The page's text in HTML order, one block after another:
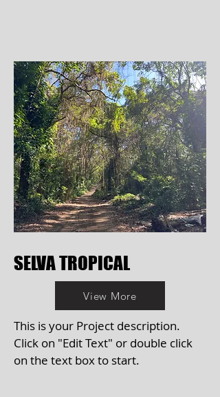
SELVA TROPICAL
View More
This is your Project description.
Click on "Edit Text" or double click
on the text box to start.